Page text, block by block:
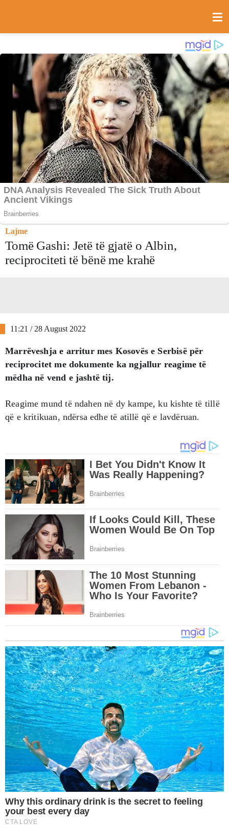
Lajme
Tomë Gashi: Jetë të gjatë o Albin,
reciprociteti të bënë me krahë
11:21 / 28 August 2022
Marrëveshja e arritur mes Kosovës e Serbisë për
reciprocitet me dokumente ka ngjallur reagime të
mëdha në vend e jashtë tij.
Reagime mund të ndahen në dy kampe, ku kishte të tillë
që e kritikuan, ndërsa edhe të atillë që e lavdëruan.